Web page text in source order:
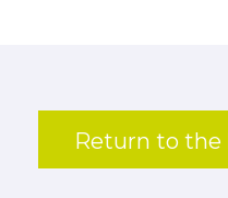
Return to the